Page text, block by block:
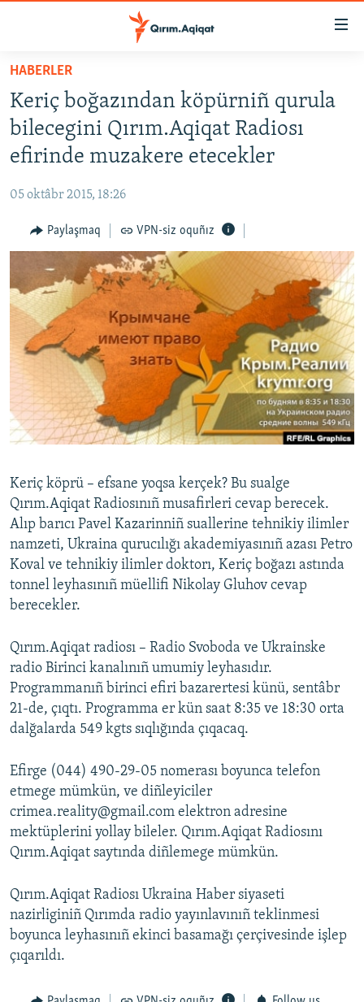
Esas
qaytmaq
Baş
navigatsiyağa
qaytmaq
Qıdıruvğa
HABERLER
SİYASET
İQTİSADİYAT
MEDENİYET
İNSAN AQLARI
SÜRET
BLOGLAR
FİKİR
Русский
Українською
RFE/RS bütün saytları
HABERLER
Keriç boğazından köpürniñ qurula
bilecegini Qırım.Aqiqat Radiosı
efirinde muzakere etecekler
05 oktâbr 2015, 18:26
Paylaşmaq VPN-siz oquñız
Keriç köprü – efsane yoqsa kerçek? Bu sualge
Qırım.Aqiqat Radiosınıñ musafirleri cevap berecek.
Alıp barıcı Pavel Kazarinniñ suallerine tehnikiy ilimler
namzeti, Ukraina qurucılığı akademiyasınıñ azası Petro
Koval ve tehnikiy ilimler doktorı, Keriç boğazı astında
tonnel leyhasınıñ müellifi Nikolay Gluhov cevap
berecekler.
Qırım.Aqiqat radiosı – Radio Svoboda ve Ukrainske
radio Birinci kanalınıñ umumiy leyhasıdır.
Programmanıñ birinci efiri bazarertesi künü, sentâbr
21-de, çıqtı. Programma er kün saat 8:35 ve 18:30 orta
dalğalarda 549 kgts sıqlığında çıqacaq.
Efirge (044) 490-29-05 nomerası boyunca telefon
etmege mümkün, ve diñleyiciler
crimea.reality@gmail.com elektron adresine
mektüplerini yollay bileler. Qırım.Aqiqat Radiosını
Qırım.Aqiqat saytında diñlemege mümkün.
Qırım.Aqiqat Radiosı Ukraina Haber siyaseti
nazirliginiñ Qırımda radio yayınlavınıñ teklinmesi
boyunca leyhasınıñ ekinci basamağı çerçivesinde işlep
çıqarıldı.